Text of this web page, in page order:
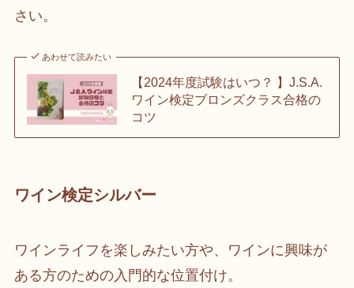
さい。
あわせて読みたい
【2024年度試験はいつ？ 】J.S.A.
ワイン検定ブロンズクラス合格の
コツ
ワイン検定シルバー
ワインライフを楽しみたい方や、ワインに興味が
ある方のための入門的な位置付け。